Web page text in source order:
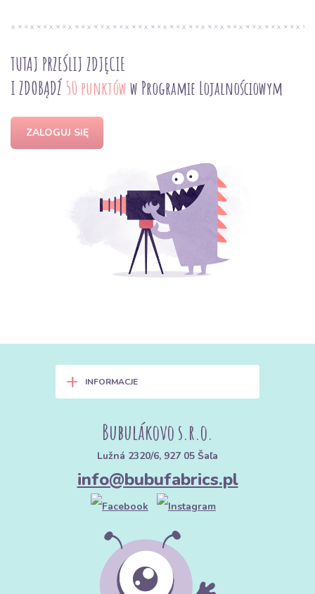
TUTAJ PRZEŚLIJ ZDJĘCIE
I ZDOBĄDŹ 50 punktóww Programie Lojalnościowym
ZALOGUJ SIĘ
+ INFORMACJE
Bubulákovo s.r.o.
Lužná 2320/6, 927 05 Šaľa
info@bubufabrics.pl